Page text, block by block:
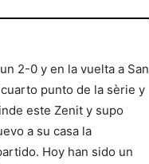
2-0 y en la vuelta a San
punto de la sèrie y
este Zenit y supo
a su casa la
Hoy han sido un